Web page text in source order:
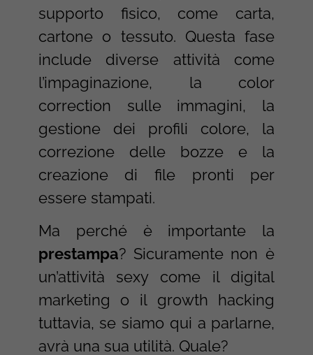
supporto fisico, come carta,
cartone o tessuto. Questa fase
include diverse attività come
l’impaginazione, la color
correction sulle immagini, la
gestione dei profili colore, la
correzione delle bozze e la
creazione di file pronti per
essere stampati.
Ma perché è importante la
prestampa? Sicuramente non è
un’attività sexy come il digital
marketing o il growth hacking
tuttavia, se siamo qui a parlarne,
avrà una sua utilità. Quale?